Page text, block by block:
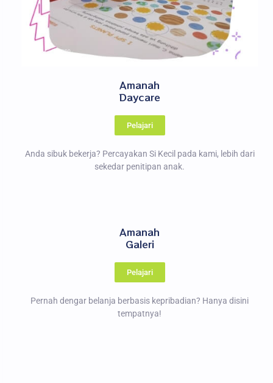
Amanah
Daycare
Pelajari
Anda sibuk bekerja? Percayakan Si Kecil pada kami, lebih dari
sekedar penitipan anak.
Amanah
Galeri
Pelajari
Pernah dengar belanja berbasis kepribadian? Hanya disini
tempatnya!